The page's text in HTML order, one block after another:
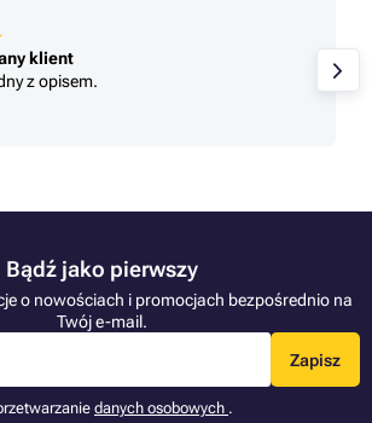
klient
z opisem.
Bądź jako pierwszy
o nowościach i promocjach bezpośrednio na
Twój e-mail.
Zapisz
danych osobowych .